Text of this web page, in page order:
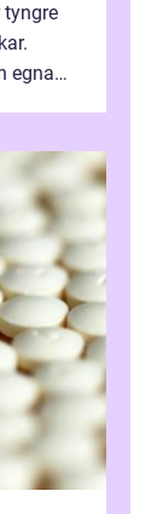
tyngre
egna